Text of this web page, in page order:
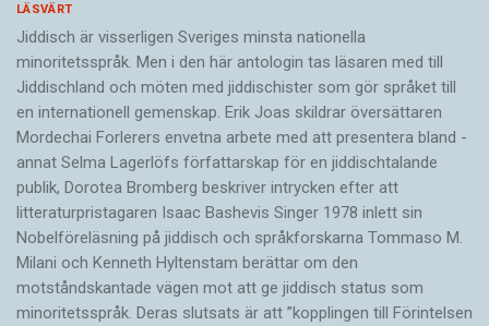
LÄSVÄRT
Jiddisch är visserligen Sveriges minsta nationella
minoritetsspråk. Men i den här antologin tas läsaren med till
Jiddischland och möten med jiddischister som gör språket till
en internationell gemenskap. Erik Joas skildrar översättaren
Morde­chai Forlerers envetna arbete med att presentera bland ­
annat Selma Lagerlöfs författarskap för en jiddisch­talande
publik, Dorotea Bromberg beskriver intrycken efter att
litteraturpristagaren Isaac Bashevis Singer 1978 inlett sin
Nobelföreläsning på jiddisch och språkforskarna Tommaso M.
Milani och Kenneth Hyltenstam berättar om den
motståndskantade vägen mot att ge jiddisch status som
minoritetsspråk. Deras slutsats är att ”kopplingen till Förintelsen